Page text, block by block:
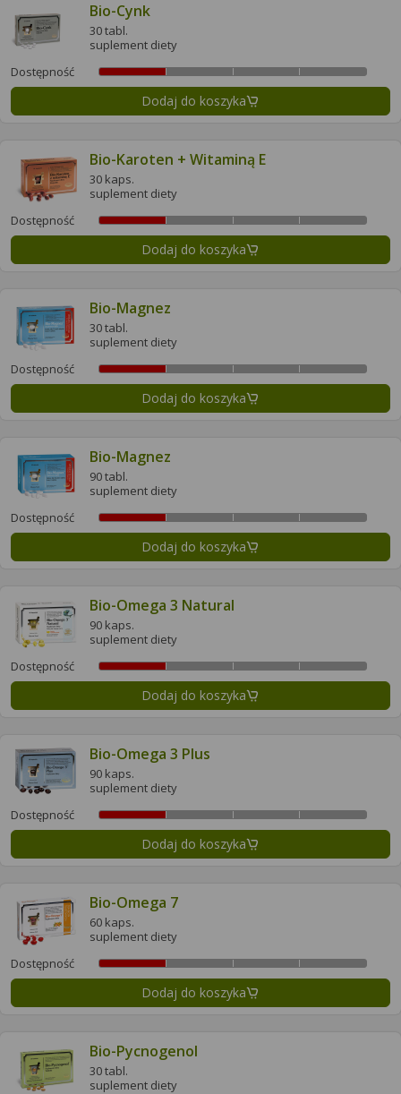
Bio-Cynk
30 tabl.
suplement diety
Dostępność
Dodaj do koszyka
Bio-Karoten + Witaminą E
30 kaps.
suplement diety
Dostępność
Dodaj do koszyka
Bio-Magnez
30 tabl.
suplement diety
Dostępność
Dodaj do koszyka
Bio-Magnez
90 tabl.
suplement diety
Dostępność
Dodaj do koszyka
Bio-Omega 3 Natural
90 kaps.
suplement diety
Dostępność
Dodaj do koszyka
Bio-Omega 3 Plus
90 kaps.
suplement diety
Dostępność
Dodaj do koszyka
Bio-Omega 7
60 kaps.
suplement diety
Dostępność
Dodaj do koszyka
Bio-Pycnogenol
30 tabl.
suplement diety